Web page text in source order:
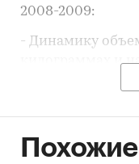
2008-2009:
- Динамику
килограммах и
- Розничные
- Изменение